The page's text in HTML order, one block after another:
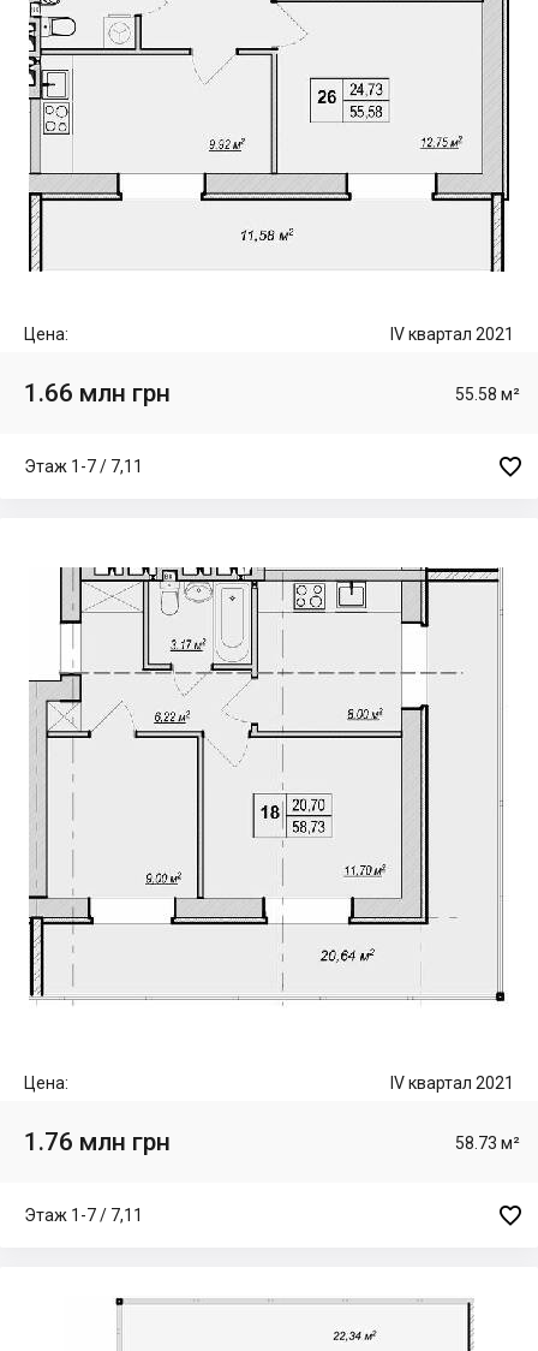
Цена: IV квартал 2021
1.66 млн грн 55.58 м²
Этаж 1-7 / 7,11 
Цена: IV квартал 2021
1.76 млн грн 58.73 м²
Этаж 1-7 / 7,11 